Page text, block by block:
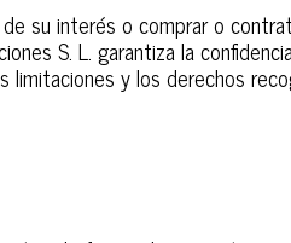
su interés o comprar o
S. L. garantiza la
y los derechos